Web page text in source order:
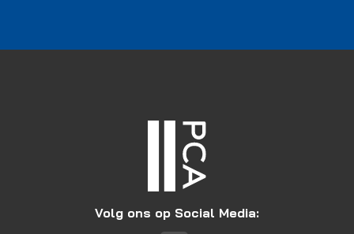
Volg ons op Social Media: